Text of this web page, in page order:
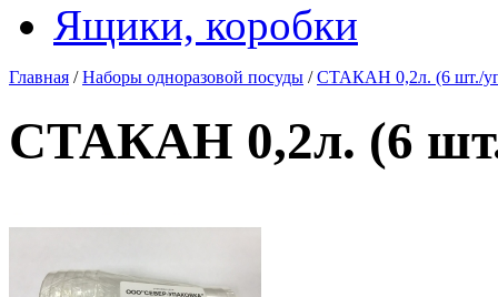
Ящики, коробки
Главная /Наборы одноразовой посуды /СТАКАН 0,2л. (6 шт./
СТАКАН 0,2л. (6